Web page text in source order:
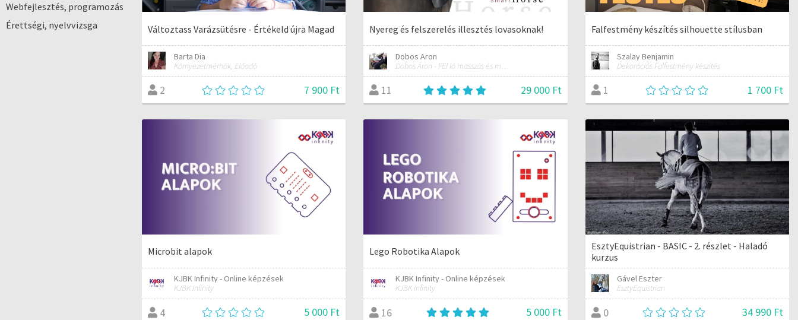
Webfejlesztés, programozás
Érettségi, nyelvvizsga
Változtass Varázsütésre - Értékeld újra Magad
Barta Dia
Környezetmérnök, Előadó
2 7 900 Ft
Nyereg és felszerelés illesztés lovasoknak!
Dobos Aron
Dobos Áron - FEI ló masszás és manuálterapeuta
11 29 000 Ft
Falfestmény készítés silhouette stílusban
Szalay Benjamin
Dekorációs Falfestmény készítés
1 1 700 Ft
Microbit alapok
KJBK Infinity - Online képzések
KJBK Infinity
4 5 000 Ft
Lego Robotika Alapok
KJBK Infinity - Online képzések
KJBK Infinity
16 5 000 Ft
EsztyEquistrian - BASIC - 2. részlet - Haladó
kurzus
Gável Eszter
EsztyEquistrian
0 34 990 Ft